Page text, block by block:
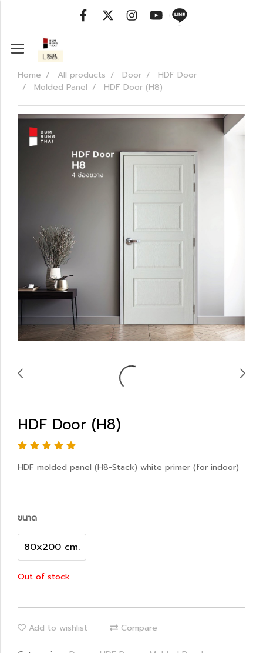
Home All products Door
HDF Door
Molded Panel
HDF Door (H8)
HDF Door (H8)
HDF molded panel (H8-Stack) white primer (for indoor)
ขนาด
80x200 cm.
Out of stock
Add to wishlist Compare